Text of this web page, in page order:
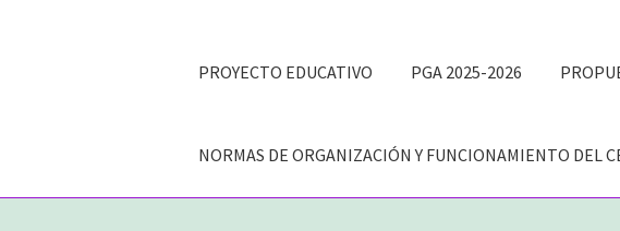
PROYECTO EDUCATIVO PGA 2025-2026
NORMAS DE ORGANIZACIÓN Y FUNCIONAMIENTO DEL